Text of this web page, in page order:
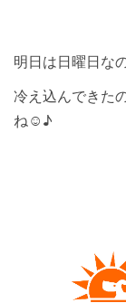
明日は日曜日な
冷え込んできた
ね☺︎♪